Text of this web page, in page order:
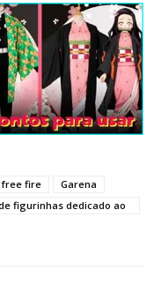
free fire
Garena
figurinhas dedicado ao